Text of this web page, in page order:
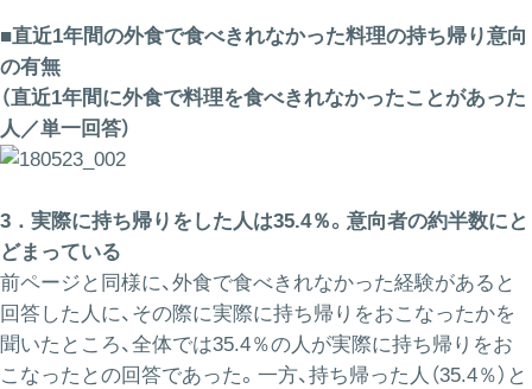
■直近1年間の外食で食べきれなかった料理の持ち帰り意向
の有無
（直近1年間に外食で料理を食べきれなかったことがあった
人／単一回答）
3．実際に持ち帰りをした人は35.4％。意向者の約半数にと
どまっている
前ページと同様に、外食で食べきれなかった経験があると
回答した人に、その際に実際に持ち帰りをおこなったかを
聞いたところ、全体では35.4％の人が実際に持ち帰りをお
こなったとの回答であった。一方、持ち帰った人（35.4％）と